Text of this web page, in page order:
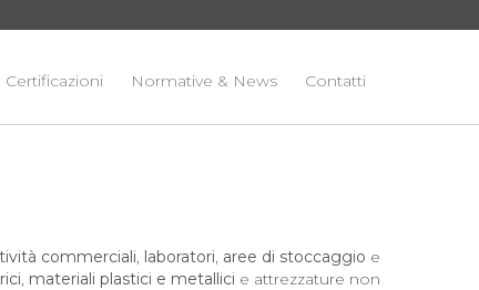
Certificazioni Normative & News Contatti
commerciali, laboratori, aree di stoccaggio e
, materiali plastici e metallici e attrezzature non